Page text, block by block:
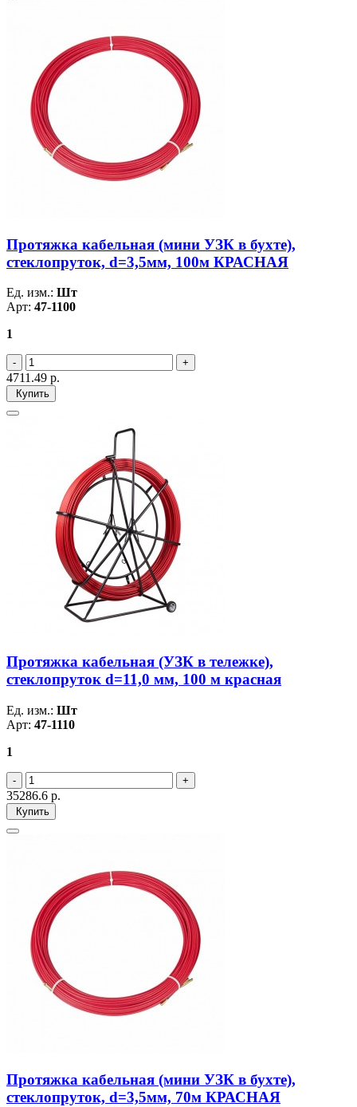
Протяжка кабельная (мини УЗК в бухте),
стеклопруток, d=3,5мм, 100м КРАСНАЯ
Ед. изм.: Шт
Арт: 47-1100
1
4711.49 р.
Купить
Протяжка кабельная (УЗК в тележке),
стеклопруток d=11,0 мм, 100 м красная
Ед. изм.: Шт
Арт: 47-1110
1
35286.6 р.
Купить
Протяжка кабельная (мини УЗК в бухте),
стеклопруток, d=3,5мм, 70м КРАСНАЯ